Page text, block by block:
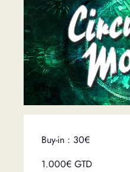
Buy-in : 30€
1.000€ GTD